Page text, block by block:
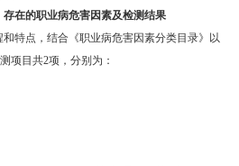
在的职业病危害因素及检测结果
特点，结合《职业病危害因素分类目录》以
项目共2项，分别为：